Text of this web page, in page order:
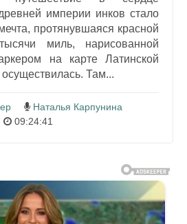
империи инков стало
протянувшаяся красной
миль, нарисованной
на карте Латинской
Там...
Наталья Карпунина
09:24:41